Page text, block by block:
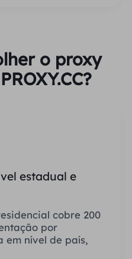
o proxy
estadual e
cobre 200
por
em nível de país,